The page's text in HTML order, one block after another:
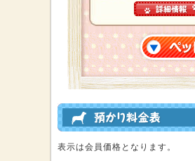
表示は会員価格となります。